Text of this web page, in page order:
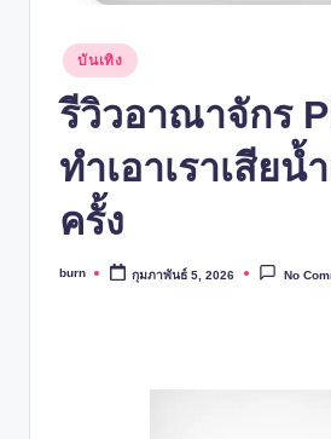
Posted
in
บันเทิง
รีวิวอาณาจักร
ทำเอาเราเสียน้
ครั้ง
Posted
burn กุมภาพันธ์ 5, 2026 No